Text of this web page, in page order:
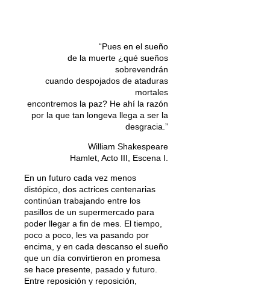
“Pues en el sueño
de la muerte ¿qué sueños
sobrevendrán
cuando despojados de ataduras
mortales
encontremos la paz? He ahí la razón
por la que tan longeva llega a ser la
desgracia.”
William Shakespeare
Hamlet, Acto III, Escena I.
En un futuro cada vez menos
distópico, dos actrices centenarias
continúan trabajando entre los
pasillos de un supermercado para
poder llegar a fin de mes. El tiempo,
poco a poco, les va pasando por
encima, y en cada descanso el sueño
que un día convirtieron en promesa
se hace presente, pasado y futuro.
Entre reposición y reposición,